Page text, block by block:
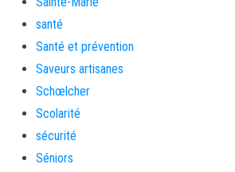
santé
Santé et prévention
Saveurs artisanes
Schœlcher
Scolarité
sécurité
Séniors